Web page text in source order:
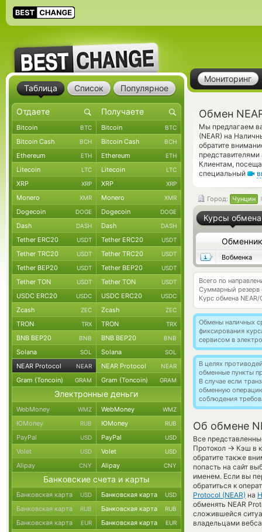
Мониторинг
Обмен
Мы предлагаем
(NEAR) на
обратите
Клиентам,
специальный
Город: Чунцин
Курсы обмена
Обменник
Вобменка
Всего по
Суммарный резерв
Курс обмена NEAR/
Обмены наличных
фиксирования
сервисом в
В целях
обменные пункты
В случае если
обменную
соблюдения
Об обмене
Все
Протокол → Кэш в
обратите также
попасть на сайт
именем. Если вы
обратиться к
Protocol (NEAR) на
обменять NEAR
сложившейся
владельцами
Таблица Список Популярное
Bitcoin BTC Bitcoin BTC
Bitcoin Cash BCH Bitcoin Cash BCH
Ethereum ETH Ethereum ETH
Litecoin LTC Litecoin LTC
XRP XRP XRP XRP
Monero XMR Monero XMR
Dogecoin DOGE Dogecoin DOGE
Dash DASH Dash DASH
Tether ERC20 USDT Tether ERC20 USDT
Tether TRC20 USDT Tether TRC20 USDT
Tether BEP20 USDT Tether BEP20 USDT
Tether TON USDT Tether TON USDT
USDC ERC20 USDC USDC ERC20 USDC
Zcash ZEC Zcash ZEC
TRON TRX TRON TRX
BNB BEP20 BNB BNB BEP20 BNB
Solana SOL Solana SOL
NEAR Protocol NEAR NEAR Protocol NEAR
Gram (Toncoin) GRAM Gram (Toncoin) GRAM
Электронные деньги
WebMoney WMZ WebMoney WMZ
ЮMoney RUB ЮMoney RUB
PayPal USD PayPal USD
Volet USD Volet USD
Alipay CNY Alipay CNY
Банковские счета и карты
Банковская карта USD Банковская карта USD
Банковская карта RUB Банковская карта RUB
Банковская карта EUR Банковская карта EUR